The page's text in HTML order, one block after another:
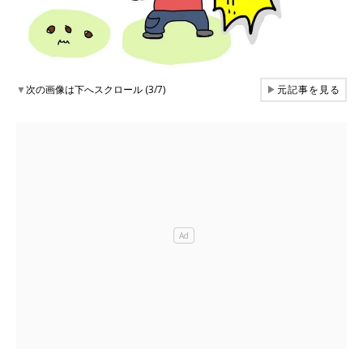
▼次の画像は下へスクロール (3/7) ▶元記事を見る